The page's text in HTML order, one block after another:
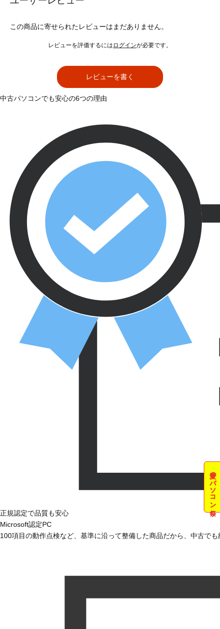
この商品に寄せられたレビューはまだありません。
レビューを評価するには ログインが必要です。
レビューを書く
夏のパソコン祭
中古パソコンでも安心の6つの理由
正規認定で品質も安心
Microsoft認定PC
100項目の動作点検など、基準に沿って整備した商品だから、中古で